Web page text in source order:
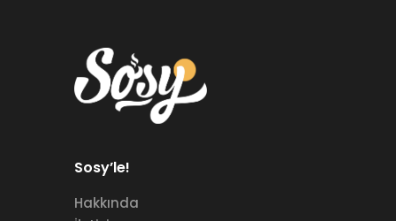
Sosy’le!
Hakkında